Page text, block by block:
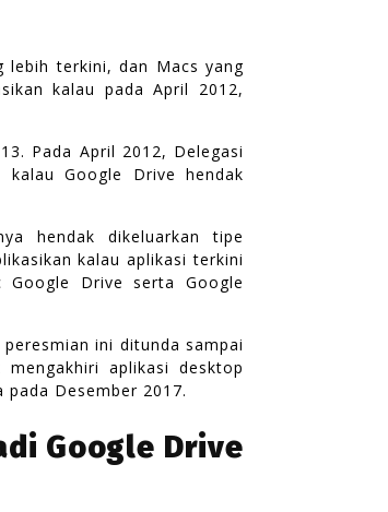
lebih terkini, dan Macs yang
kalau pada April 2012,
Pada April 2012, Delegasi
Google Drive hendak
hendak dikeluarkan tipe
kalau aplikasi terkini
Google Drive serta Google
ini ditunda sampai
mengakhiri aplikasi desktop
Desember 2017.
Google Drive